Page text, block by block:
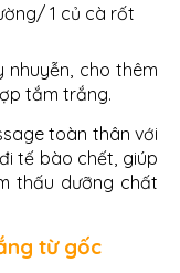
1 củ cà rốt
cho thêm
tắm trắng.
toàn thân với
tế bào chết, giúp
thấu dưỡng chất
từ gốc